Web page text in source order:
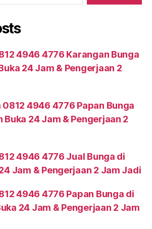
4946 4776 Karangan Bunga
24 Jam & Pengerjaan 2
4946 4776 Papan Bunga
Buka 24 Jam & Pengerjaan 2
4946 4776 Jual Bunga di
Jam & Pengerjaan 2 Jam Jadi
4946 4776 Papan Bunga di
24 Jam & Pengerjaan 2 Jam